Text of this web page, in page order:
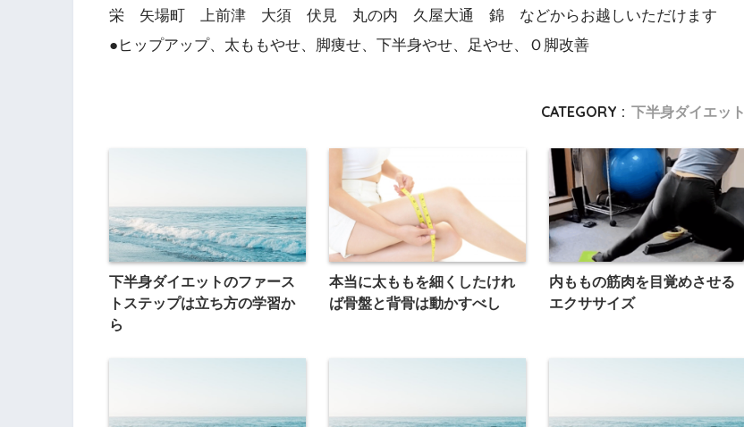
栄 矢場町 上前津 大須 伏見 丸の内 久屋大通 錦 などからお越しいただけます
●ヒップアップ、太ももやせ、脚痩せ、下半身やせ、足やせ、Ｏ脚改善
CATEGORY : 下半身ダイエット
下半身ダイエットのファース
トステップは立ち方の学習か
ら
本当に太ももを細くしたけれ
ば骨盤と背骨は動かすべし
内ももの筋肉を目覚めさせる
エクササイズ